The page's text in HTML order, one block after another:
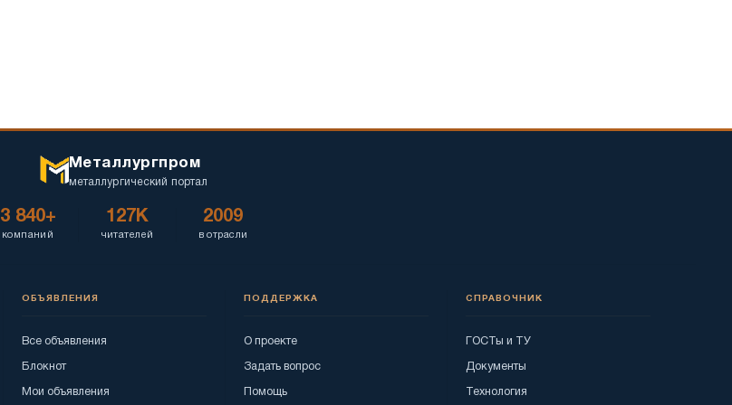
Металлургпром
металлургический портал
3 840+
компаний
127K
читателей
2009
в отрасли
ОБЪЯВЛЕНИЯ
Все объявления
Блокнот
Мои объявления
ПОДДЕРЖКА
О проекте
Задать вопрос
Помощь
СПРАВОЧНИК
ГОСТы и ТУ
Документы
Технология